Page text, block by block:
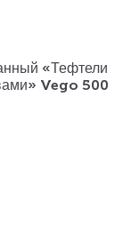
«Тефтели
Vego 500